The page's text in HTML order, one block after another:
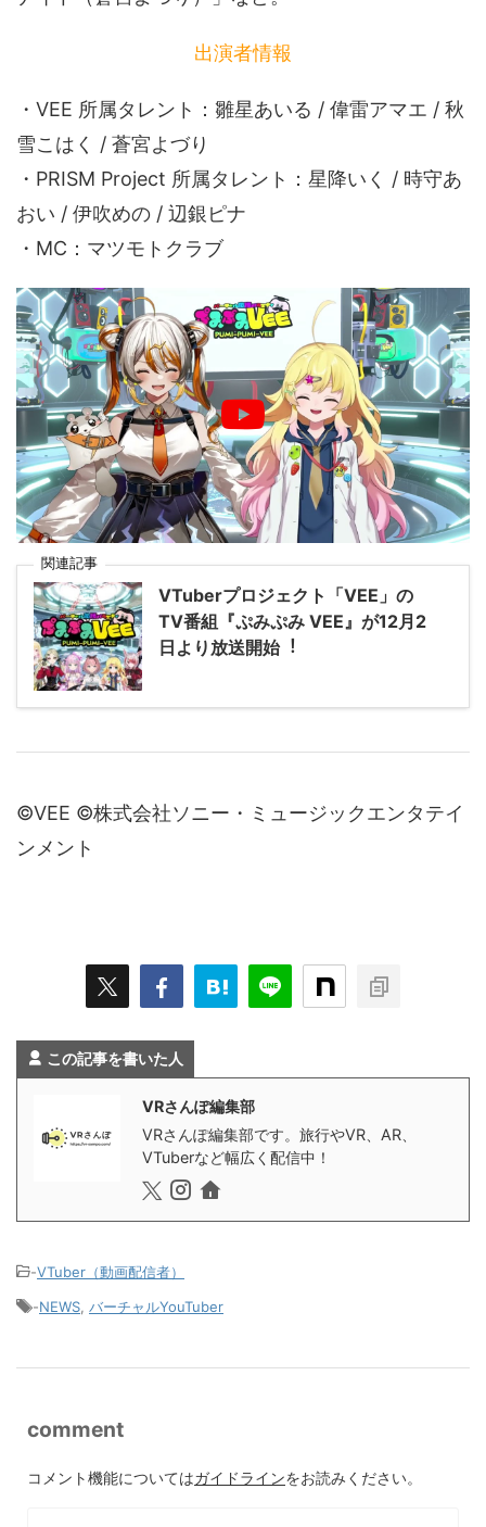
出演者情報
・VEE 所属タレント：雛星あいる / 偉雷アマエ / 秋
雪こはく / 蒼宮よづり
・PRISM Project 所属タレント：星降いく / 時守あ
おい / 伊吹めの / 辺銀ピナ
・MC：マツモトクラブ
関連記事
VTuberプロジェクト「VEE」の
TV番組『ぷみぷみ VEE』が12⽉2
⽇より放送開始︕
©️VEE ©️株式会社ソニー・ミュージックエンタテイ
ンメント
この記事を書いた人
VRさんぽ編集部
VRさんぽ編集部です。旅行やVR、AR、
VTuberなど幅広く配信中！
-VTuber（動画配信者）
-NEWS バーチャルYouTuber
comment
コメント機能についてはガイドラインをお読みください。